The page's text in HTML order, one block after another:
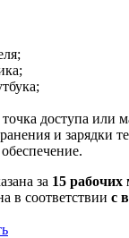
доступа или
и зарядки
за 15 рабочих
в соответствии с